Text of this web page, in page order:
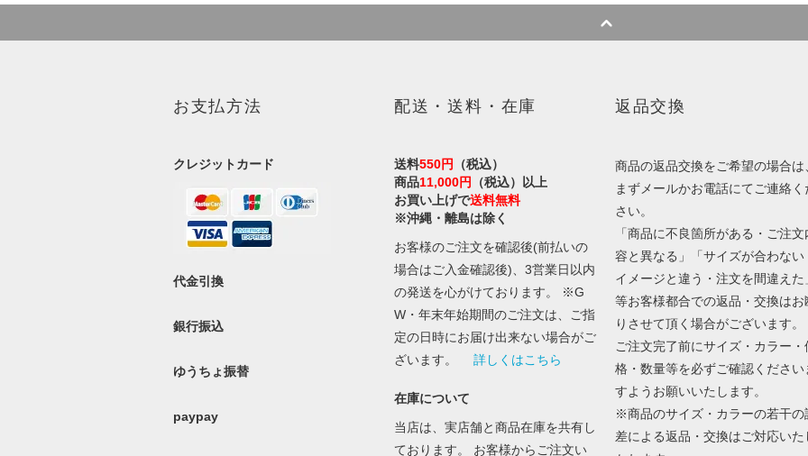
お支払方法
クレジットカード
代金引換
銀行振込
ゆうちょ振替
paypay
配送・送料・在庫
送料550円
（税込）
商品11,000円
（税込）以上
お買い上げで送料無料
※沖縄・離島は除く
お客様のご注文を確認後(前払いの
場合はご入金確認後)、3営業日以内
の発送を心がけております。 ※G
W・年末年始期間のご注文は、ご指
定の日時にお届け出来ない場合がご
ざいます。 詳しくはこちら
在庫について
当店は、実店舗と商品在庫を共有し
ております。 お客様からご注文い
返品交換
商品の返品交換をご希望の場合は
まずメールかお電話にてご連絡く
さい。
「商品に不良箇所がある・ご注文
容と異なる」「サイズが合わない
イメージと違う・注文を間違えた
等お客様都合での返品・交換はお
りさせて頂く場合がございます。
ご注文完了前にサイズ・カラー・
格・数量等を必ずご確認ください
すようお願いいたします。
※商品のサイズ・カラーの若干の
差による返品・交換はご対応いた